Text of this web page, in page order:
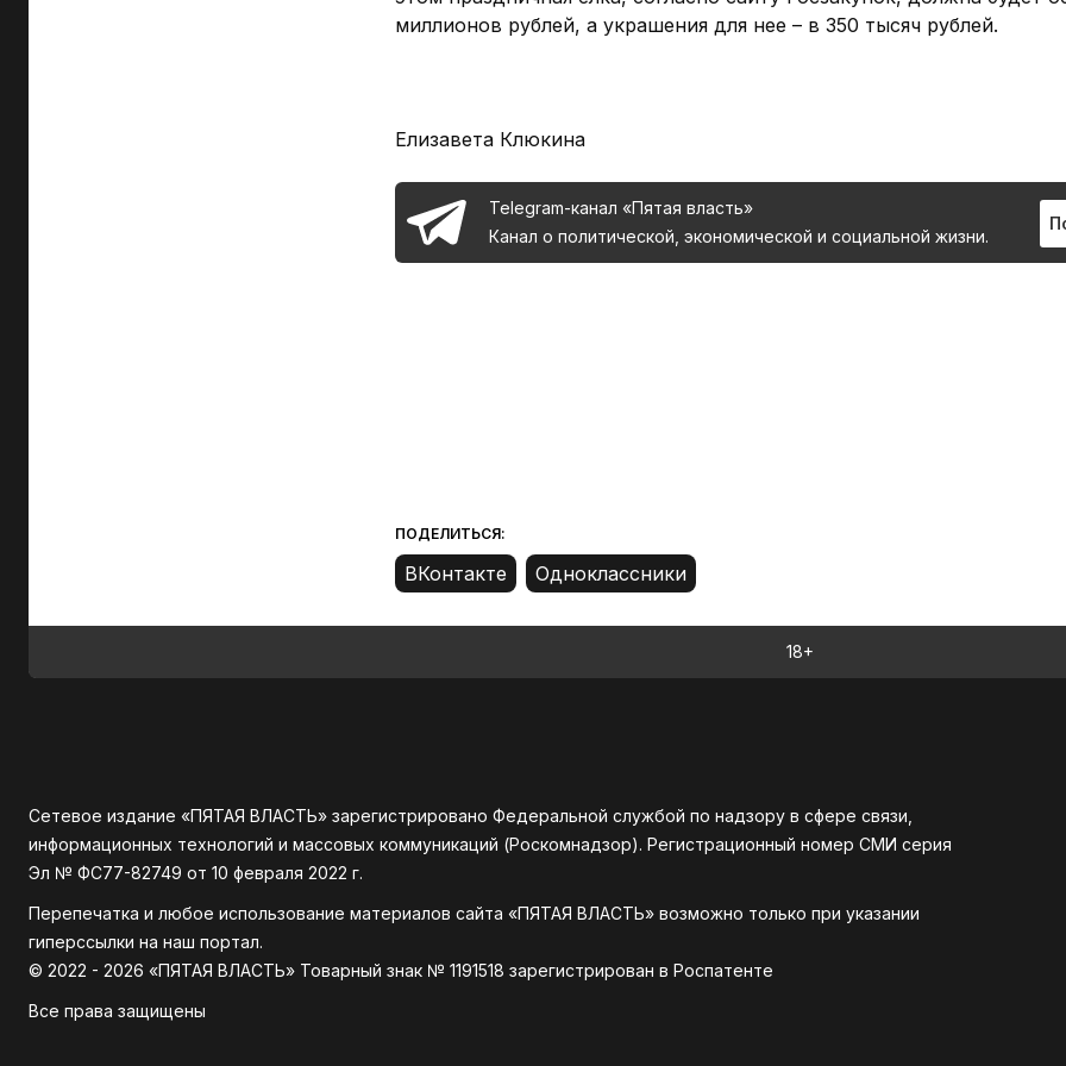
миллионов рублей, а украшения для нее – в 350 тысяч рублей.
Елизавета Клюкина
Telegram-канал «Пятая власть»
Канал о политической, экономической и социальной жизни.
ПОДЕЛИТЬСЯ:
18+
Сетевое издание «ПЯТАЯ ВЛАСТЬ» зарегистрировано Федеральной службой по надзору в сфере связи,
информационных технологий и массовых коммуникаций (Роскомнадзор). Регистрационный номер СМИ серия
Эл № ФС77-82749 от 10 февраля 2022 г.
Перепечатка и любое использование материалов сайта «ПЯТАЯ ВЛАСТЬ» возможно только при указании
гиперссылки на наш портал.
© 2022 - 2026 «ПЯТАЯ ВЛАСТЬ» Товарный знак № 1191518 зарегистрирован в Роспатенте
Все права защищены